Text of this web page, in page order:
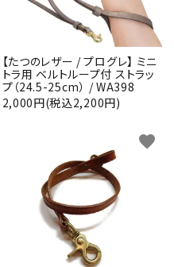
【たつのレザー / プログレ】 ミニ
トラ用 ベルトループ付 ストラッ
プ（24.5-25cm） / WA398
2,000円(税込2,200円)
favorite